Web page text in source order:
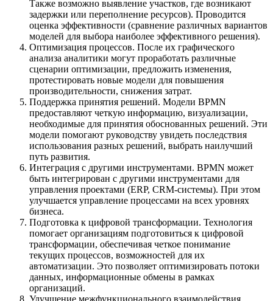
Также возможно выявление участков, где возникают
задержки или переполнение ресурсов). Проводится
оценка эффективности (сравнение различных вариантов
моделей для выбора наиболее эффективного решения).
Оптимизация процессов. После их графического
анализа аналитики могут проработать различные
сценарии оптимизации, предложить изменения,
протестировать новые модели для повышения
производительности, снижения затрат.
Поддержка принятия решений. Модели BPMN
предоставляют четкую информацию, визуализации,
необходимые для принятия обоснованных решений. Эти
модели помогают руководству увидеть последствия
использования разных решений, выбрать наилучший
путь развития.
Интеграция с другими инструментами. BPMN может
быть интегрирован с другими инструментами для
управления проектами (ERP, CRM-системы). При этом
улучшается управление процессами на всех уровнях
бизнеса.
Подготовка к цифровой трансформации. Технология
помогает организациям подготовиться к цифровой
трансформации, обеспечивая четкое понимание
текущих процессов, возможностей для их
автоматизации. Это позволяет оптимизировать потоки
данных, информационные обмены в рамках
организаций.
Улучшение межфункционального взаимодействия.